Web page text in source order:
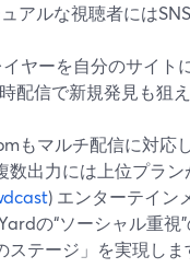
アルな視聴者には
ヤーを自分のサイト
配信で新規発見も狙え
もマルチ配信に対応
数出力には上位プラ
) エンターテイン
の“ソーシャル重視
テージ」を実現しま